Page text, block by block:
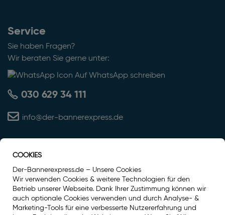
Service
Sie haben Fragen?
Wir beraten Sie gerne unter:
Auf WhatsApp schreiben
030 629 34 111
info@der-bannerexpress.de
Auszeichnung
COOKIES
Der-Bannerexpress.de – Unsere Cookies
Wir verwenden Cookies & weitere Technologien für den
Betrieb unserer Webseite. Dank Ihrer Zustimmung können wir
auch optionale Cookies verwenden und durch Analyse- &
Marketing-Tools für eine verbesserte Nutzererfahrung und